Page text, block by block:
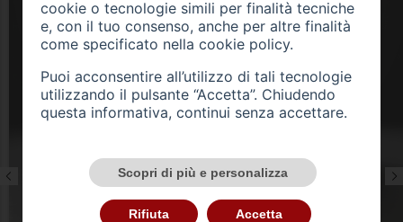
cookie o tecnologie simili per finalità tecniche
e, con il tuo consenso, anche per altre finalità
come specificato nella cookie policy.
Puoi acconsentire all’utilizzo di tali tecnologie
utilizzando il pulsante “Accetta”. Chiudendo
questa informativa, continui senza accettare.
Scopri di più e personalizza
Rifiuta Accetta